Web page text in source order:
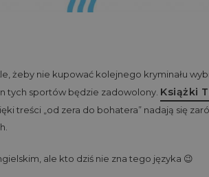
żeby nie kupować kolejnego kryminału
tych sportów będzie zadowolony. Książki
treści „od zera do bohatera” nadają się
ale kto dziś nie zna tego języka 😉